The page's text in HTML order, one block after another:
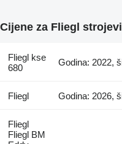
Cijene za Fliegl
Fliegl kse
680
Godina: 2022,
Fliegl Godina: 2026,
Fliegl
Fliegl BM